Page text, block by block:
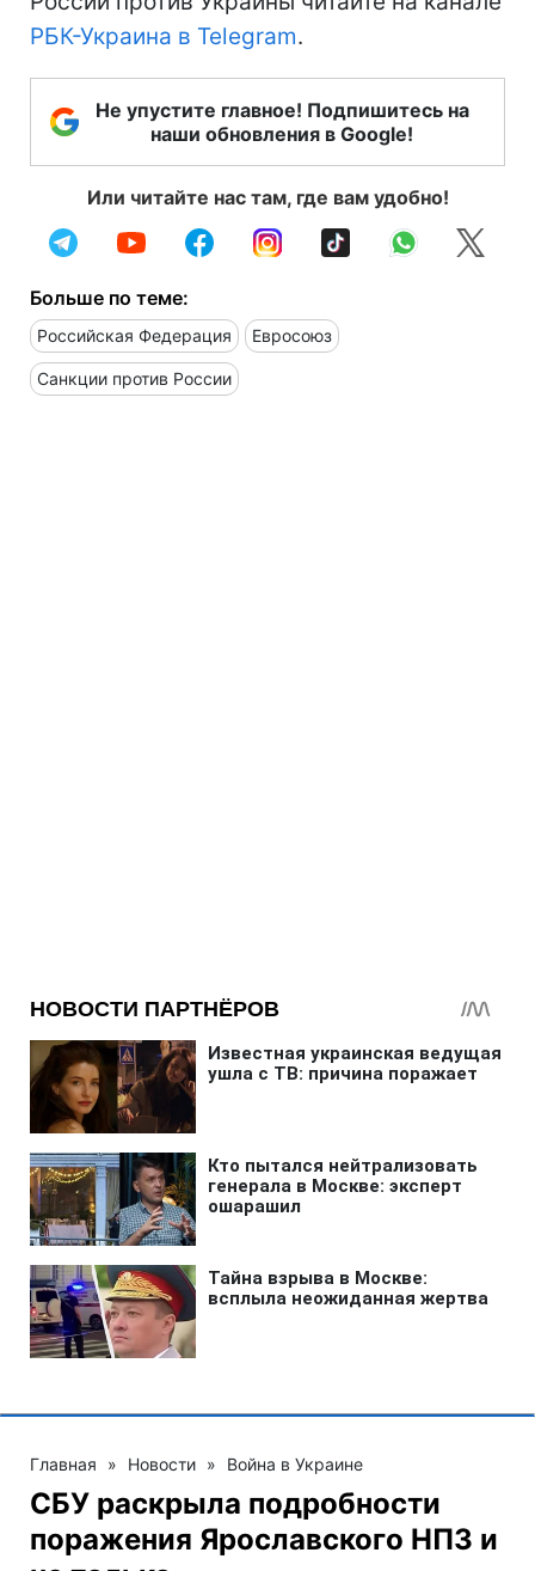
РБК-Украина в Telegram.
Не упустите главное! Подпишитесь на
наши обновления в Google!
Или читайте нас там, где вам удобно!
Больше по теме:
Российская Федерация Евросоюз
Санкции против России
Главная » Новости » Война в Украине
СБУ раскрыла подробности
поражения Ярославского НПЗ и